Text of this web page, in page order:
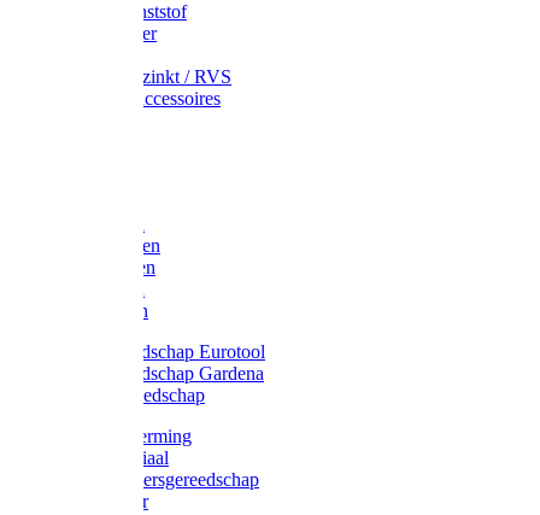
Emmer kunststof
Schepemmer
Emmer verzinkt / RVS
Regenton accessoires
Gazonharken
Asfaltharken
Hooiharken
Handgereedschap Eurotool
Handgereedschap Gardena
Kindergereedschap
Kniebescherming
Afzetmateriaal
Stratenmakersgereedschap
Straathamer